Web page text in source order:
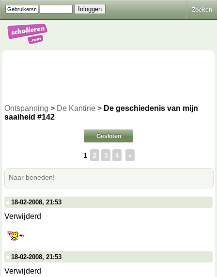
Zoeken
Ontspanning > De Kantine > De geschiedenis van mijn
saaiheid #142
Gesloten
1 2 3 4 »
Naar beneden!
18-02-2008, 21:53
Verwijderd
18-02-2008, 21:53
Verwijderd